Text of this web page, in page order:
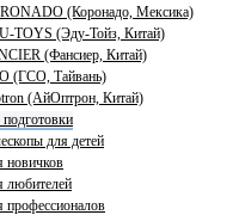
(Коронадо, Мексика)
TOYS (Эду-Тойз, Китай)
(Фансиер, Китай)
(ГСО, Тайвань)
(АйОптрон, Китай)
для детей
новичков
любителей
профессионалов